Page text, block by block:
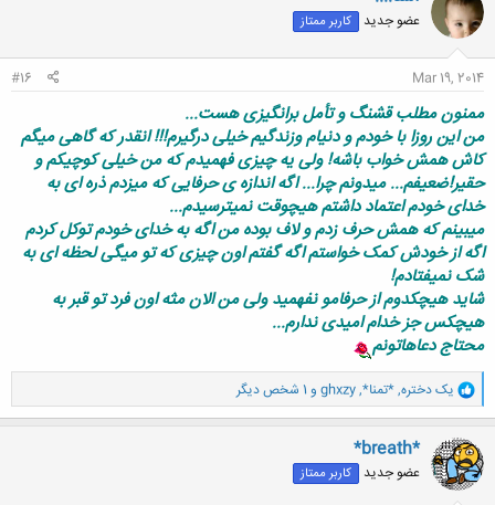
ش
ه
ا
عضو جدید کاربر ممتاز
Mar 19, 2014
#16
ممنون مطلب قشنگ و تأمل برانگیزی هست...
من این روزا با خودم و دنیام وزندگیم خیلی درگیرم!!! انقدر که گاهی میگم
کاش همش خواب باشه! ولی یه چیزی فهمیدم که من خیلی کوچیکم و
حقیر!ضعیفم... میدونم چرا... اگه اندازه ی حرفایی که میزدم ذره ای به
خدای خودم اعتماد داشتم هیچوقت نمیترسیدم...
میبینم که همش حرف زدم و لاف بوده من اگه به خدای خودم توکل کردم
اگه از خودش کمک خواستم اگه گفتم اون چیزی که تو میگی لحظه ای به
شک نمیفتادم!
شاید هیچکدوم از حرفامو نفهمید ولی من الان مثه اون فرد تو قبر به
هیچکس جز خدام امیدی ندارم...
محتاج دعاهاتونم
و
ا
ک
ن
ش
ه
ا
یک دختره,*تمنا*,
ghxzy و 1 شخص دیگر
*breath*
عضو جدید کاربر ممتاز